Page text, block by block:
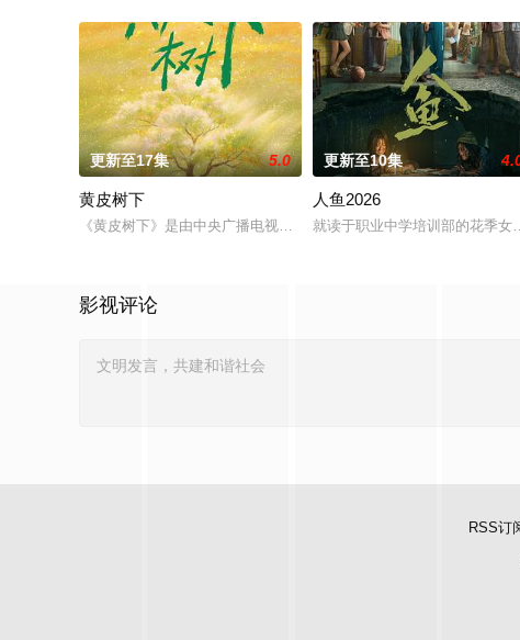
更新至17集 5.0
黄皮树下
《黄皮树下》是由中央广播电视总台农业农村节目中心联合中共郁
更新至10集
人鱼2026
就读于职业中学培训部的花季女
影视评论
RSS订